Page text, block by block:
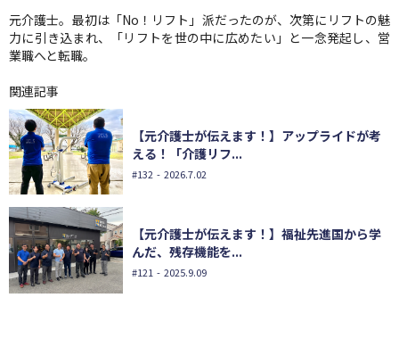
元介護士。最初は「No！リフト」派だったのが、次第にリフトの魅
力に引き込まれ、「リフトを世の中に広めたい」と一念発起し、営
業職へと転職。
関連記事
【元介護士が伝えます！】アップライドが考
える！「介護リフ...
#132 - 2026.7.02
【元介護士が伝えます！】福祉先進国から学
んだ、残存機能を...
#121 - 2025.9.09